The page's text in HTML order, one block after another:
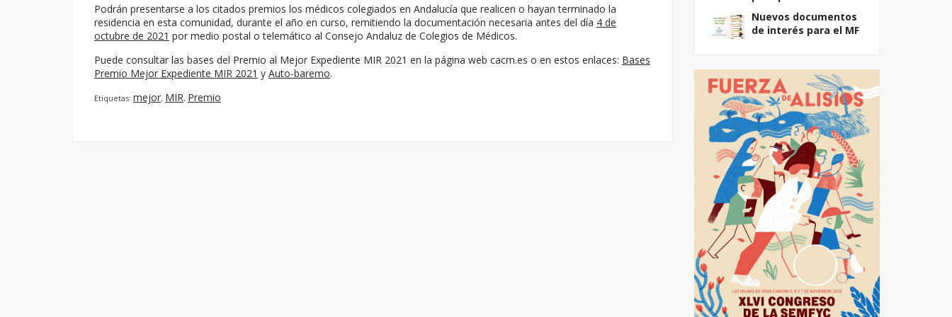
Podrán presentarse a los citados premios los médicos colegiados en Andalucía que realicen o hayan terminado la
residencia en esta comunidad, durante el año en curso, remitiendo la documentación necesaria antes del día 4 de
octubre de 2021 por medio postal o telemático al Consejo Andaluz de Colegios de Médicos.
Puede consultar las bases del Premio al Mejor Expediente MIR 2021 en la página web cacm.es o en estos enlaces: Bases
Premio Mejor Expediente MIR 2021 y Auto-baremo.
Etiquetas: mejor, MIR, Premio
Nuevos documentos
de interés para el MF